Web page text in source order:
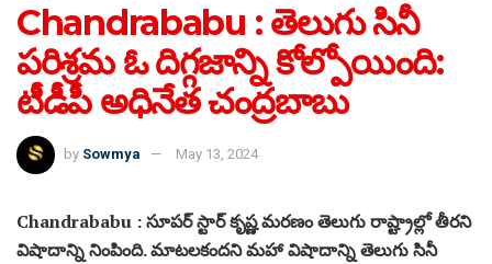
Chandrababu : తెలుగు సినీ
పరిశ్రమ ఓ దిగ్గజాన్ని కోల్పోయింది:
టీడీపీ అధినేత చంద్రబాబు
by Sowmya May 13, 2024
Chandrababu : సూపర్‌ స్టార్‌ కృష్ణ మరణం తెలుగు రాష్ట్రాల్లో తీరని
విషాదాన్ని నింపింది. మాటలకందని మహా విషాదాన్ని తెలుగు సినీ